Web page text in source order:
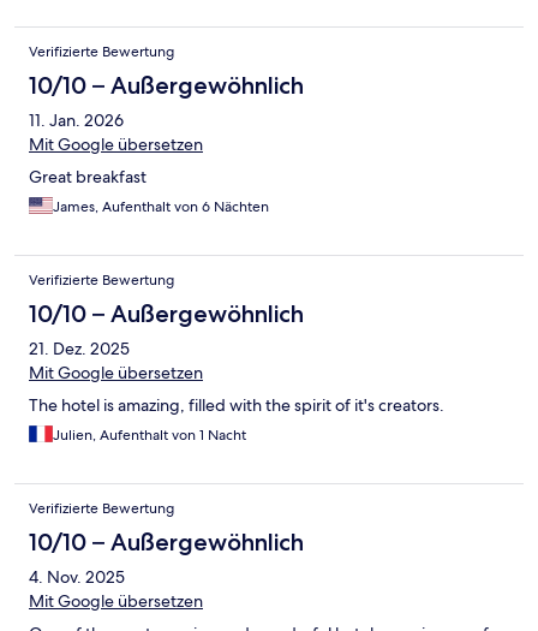
Verifizierte Bewertung
10/10 – Außergewöhnlich
11. Jan. 2026
Mit Google übersetzen
Great breakfast
James, Aufenthalt von 6 Nächten
Verifizierte Bewertung
10/10 – Außergewöhnlich
21. Dez. 2025
Mit Google übersetzen
The hotel is amazing, filled with the spirit of it's creators.
Julien, Aufenthalt von 1 Nacht
Verifizierte Bewertung
10/10 – Außergewöhnlich
4. Nov. 2025
Mit Google übersetzen